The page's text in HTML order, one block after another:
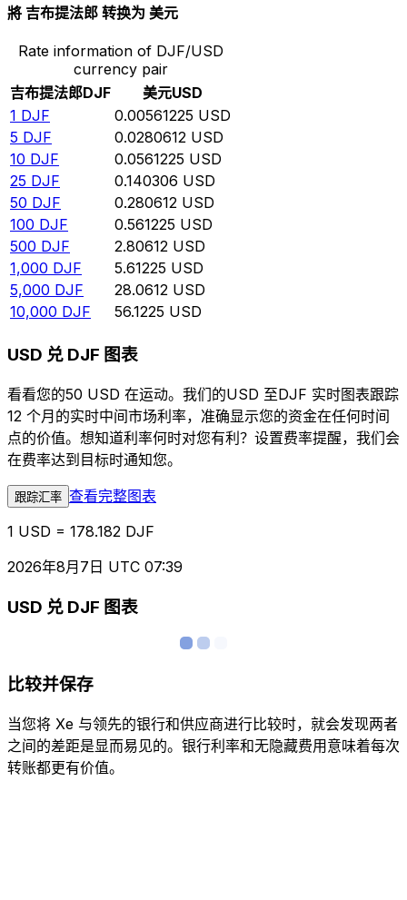
將 吉布提法郎 转换为 美元
Rate information of DJF/USD
currency pair
吉布提法郎DJF 美元USD
1 DJF 0.00561225 USD
5 DJF 0.0280612 USD
10 DJF 0.0561225 USD
25 DJF 0.140306 USD
50 DJF 0.280612 USD
100 DJF 0.561225 USD
500 DJF 2.80612 USD
1,000 DJF 5.61225 USD
5,000 DJF 28.0612 USD
10,000 DJF 56.1225 USD
USD 兑 DJF 图表
看看您的50 USD 在运动。我们的USD 至DJF 实时图表跟踪
12 个月的实时中间市场利率，准确显示您的资金在任何时间
点的价值。想知道利率何时对您有利？设置费率提醒，我们会
在费率达到目标时通知您。
跟踪汇率 查看完整图表
1 USD = 178.182 DJF
2026年8月7日 UTC 07:39
USD 兑 DJF 图表
比较并保存
当您将 Xe 与领先的银行和供应商进行比较时，就会发现两者
之间的差距是显而易见的。银行利率和无隐藏费用意味着每次
转账都更有价值。